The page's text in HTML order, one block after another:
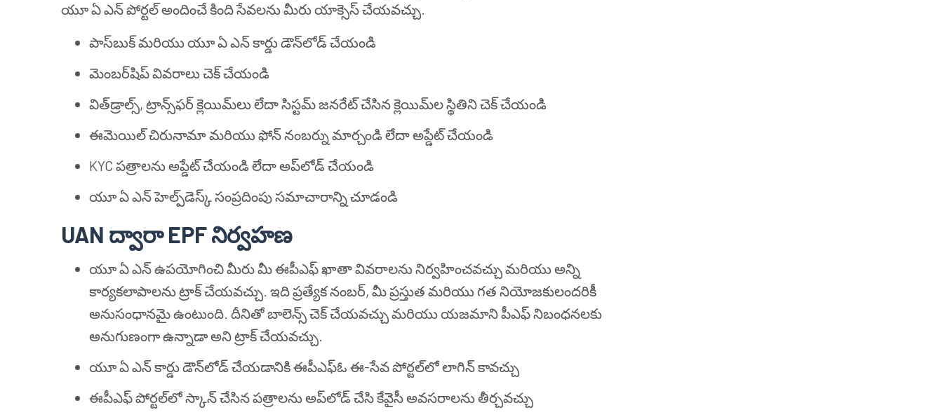
యూ ఏ ఎన్ పోర్టల్ అందించే కింది సేవలను మీరు యాక్సెస్ చేయవచ్చు.
పాస్‌బుక్ మరియు యూ ఏ ఎన్ కార్డు డౌన్‌లోడ్ చేయండి
మెంబర్‌షిప్ వివరాలు చెక్ చేయండి
విత్‌డ్రాల్స్, ట్రాన్స్‌ఫర్ క్లెయిమ్‌లు లేదా సిస్టమ్ జనరేట్ చేసిన క్లెయిమ్‌ల స్థితిని చెక్ చేయండి
ఈమెయిల్ చిరునామా మరియు ఫోన్ నంబర్ను మార్చండి లేదా అప్డేట్ చేయండి
KYC పత్రాలను అప్డేట్ చేయండి లేదా అప్‌లోడ్ చేయండి
యూ ఏ ఎన్ హెల్ప్‌డెస్క్ సంప్రదింపు సమాచారాన్ని చూడండి
UAN ద్వారా EPF నిర్వహణ
యూ ఏ ఎన్ ఉపయోగించి మీరు మీ ఈపీఎఫ్ ఖాతా వివరాలను నిర్వహించవచ్చు మరియు అన్ని
కార్యకలాపాలను ట్రాక్ చేయవచ్చు. ఇది ప్రత్యేక నంబర్, మీ ప్రస్తుత మరియు గత నియోజకులందరికీ
అనుసంధానమై ఉంటుంది. దీనితో బాలెన్స్ చెక్ చేయవచ్చు మరియుయజమానిపీఎఫ్ నిబంధనలకు
అనుగుణంగా ఉన్నాడా అని ట్రాక్ చేయవచ్చు.
యూ ఏ ఎన్ కార్డు డౌన్‌లోడ్ చేయడానికి ఈపీఎఫ్ఓ ఈ-సేవ పోర్టల్‌లో లాగిన్ కావచ్చు
ఈపీఎఫ్ పోర్టల్‌లో స్కాన్ చేసిన పత్రాలను అప్‌లోడ్ చేసి కేవైసీ అవసరాలను తీర్చవచ్చు